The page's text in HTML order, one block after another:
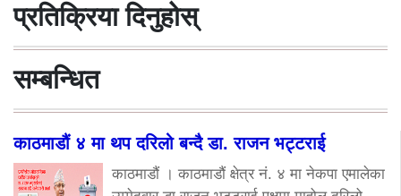
प्रतिक्रिया दिनुहोस्
सम्बन्धित
काठमाडौं ४ मा थप दरिलो बन्दै डा. राजन भट्टराई
काठमाडौं । काठमाडौं क्षेत्र नं. ४ मा नेकपा एमालेका